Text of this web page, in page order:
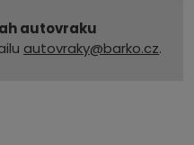
autovraku
autovraky@barko.cz.